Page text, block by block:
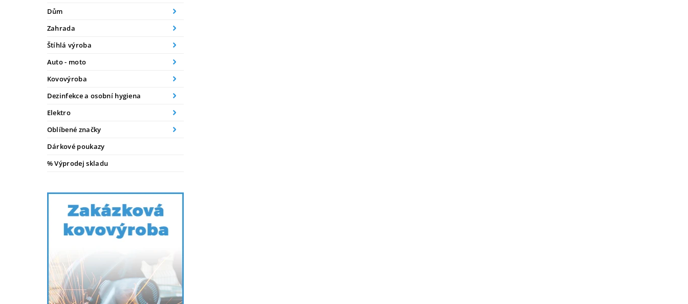
Dům
Zahrada
Štíhlá výroba
Auto - moto
Kovovýroba
Dezinfekce a osobní hygiena
Elektro
Oblíbené značky
Dárkové poukazy
% Výprodej skladu